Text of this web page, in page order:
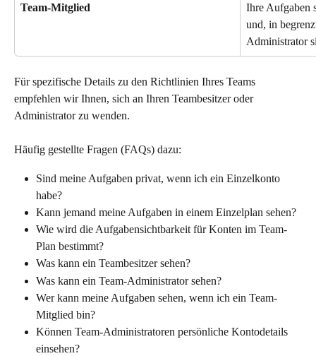
Team-Mitglied
Ihre Aufgaben
und, in
Administrator
Für spezifische Details zu den Richtlinien Ihres Teams
empfehlen wir Ihnen, sich an Ihren Teambesitzer oder
Administrator zu wenden.
Häufig gestellte Fragen (FAQs) dazu:
Sind meine Aufgaben privat, wenn ich ein Einzelkonto
habe?
Kann jemand meine Aufgaben in einem Einzelplan sehen?
Wie wird die Aufgabensichtbarkeit für Konten im Team-
Plan bestimmt?
Was kann ein Teambesitzer sehen?
Was kann ein Team-Administrator sehen?
Wer kann meine Aufgaben sehen, wenn ich ein Team-
Mitglied bin?
Können Team-Administratoren persönliche Kontodetails
einsehen?